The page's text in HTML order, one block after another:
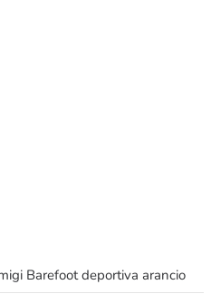
Barefoot deportiva arancio